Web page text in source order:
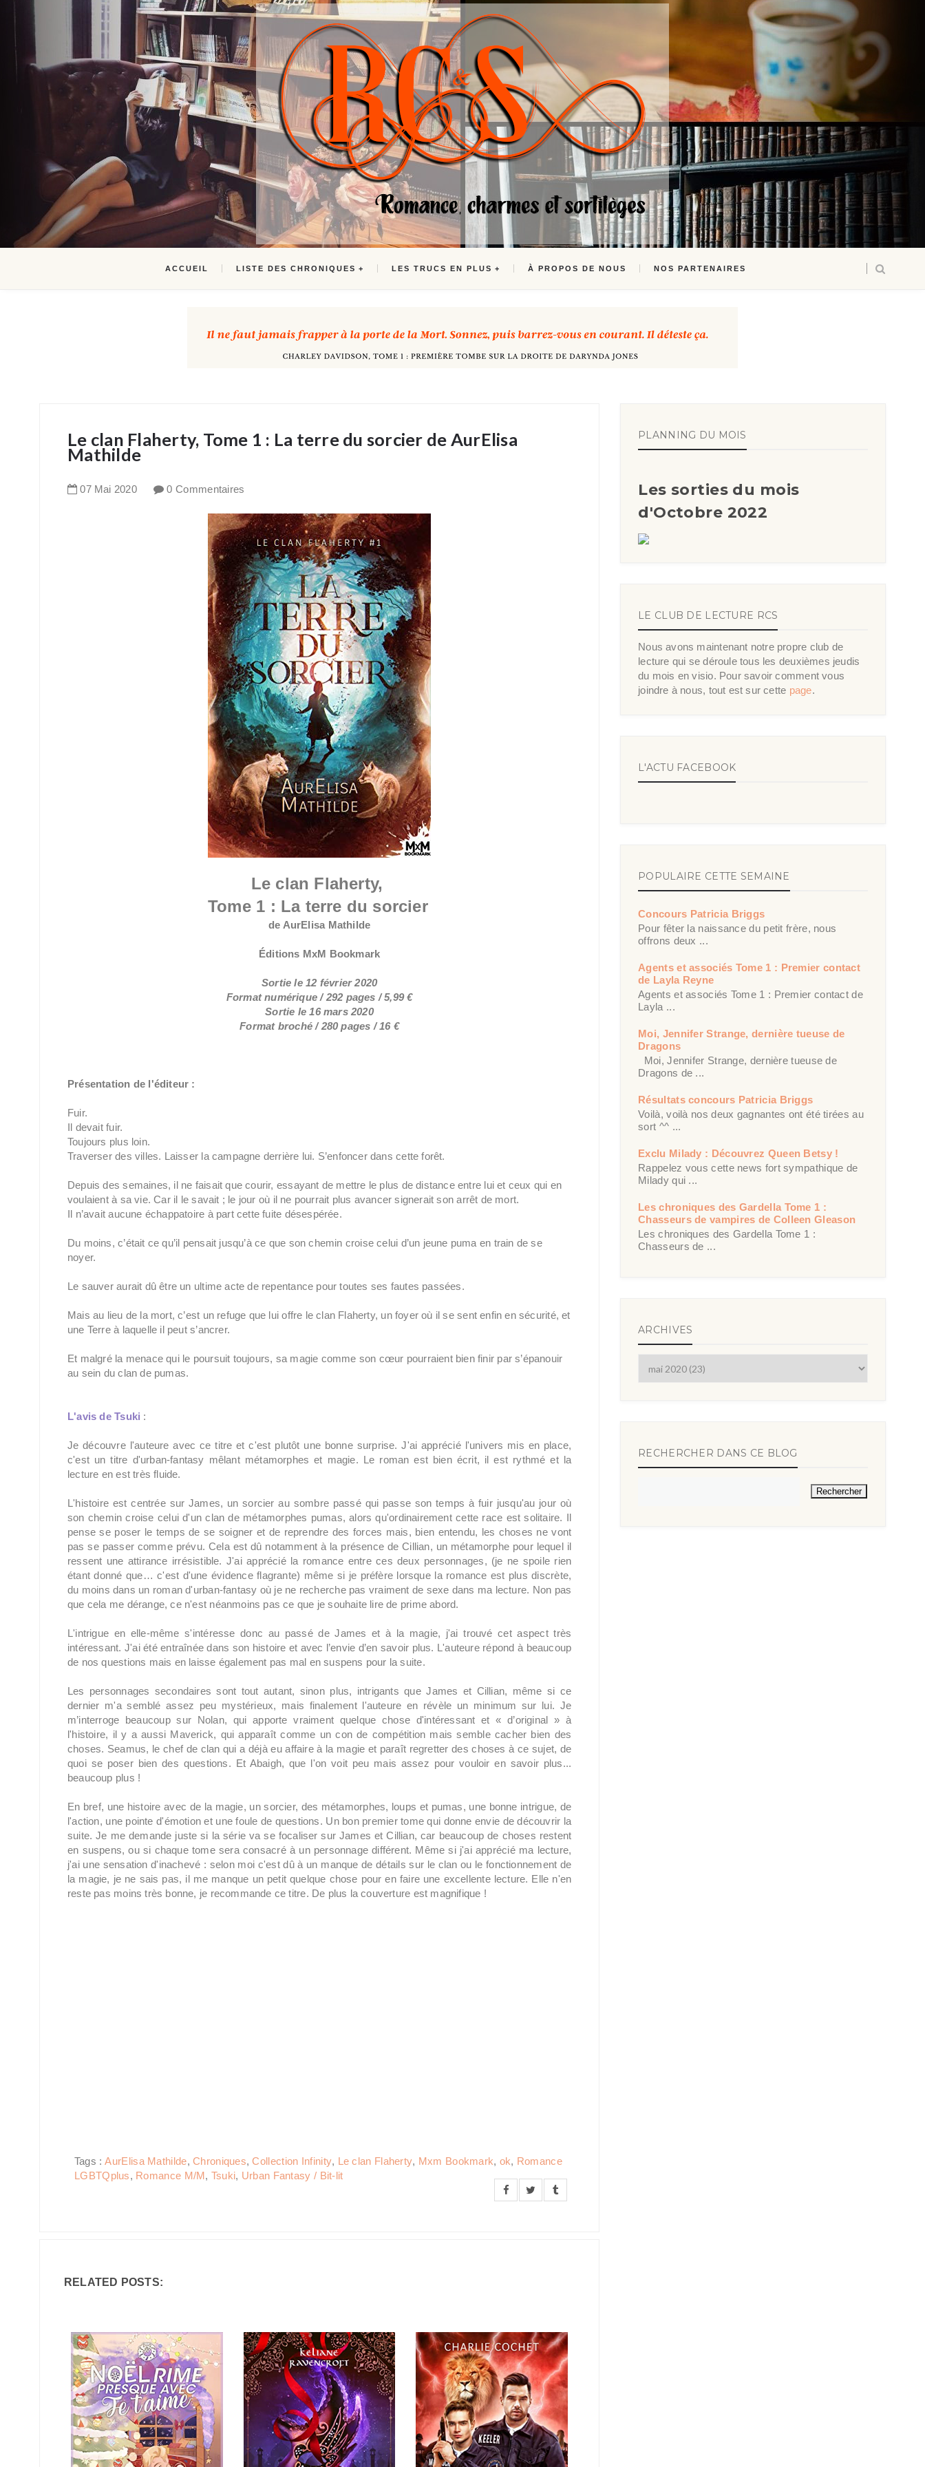
ACCUEIL LISTE DES CHRONIQUES LES TRUCS EN PLUS À PROPOS DE NOUS NOS PARTENAIRES
Le clan Flaherty, Tome 1 : La terre du sorcier de AurElisa
Mathilde
07 Mai 2020 0 Commentaires
Le clan Flaherty,
Tome 1 : La terre du sorcier
de AurElisa Mathilde
Éditions MxM Bookmark
Sortie le 12 février 2020
Format numérique / 292 pages / 5,99 €
Sortie le 16 mars 2020
Format broché / 280 pages / 16 €
Présentation de l'éditeur :
Fuir.
Il devait fuir.
Toujours plus loin.
Traverser des villes. Laisser la campagne derrière lui. S’enfoncer dans cette forêt.
Depuis des semaines, il ne faisait que courir, essayant de mettre le plus de distance entre lui et ceux qui en
voulaient à sa vie. Car il le savait ; le jour où il ne pourrait plus avancer signerait son arrêt de mort.
Il n’avait aucune échappatoire à part cette fuite désespérée.
Du moins, c’était ce qu’il pensait jusqu’à ce que son chemin croise celui d’un jeune puma en train de se
noyer.
Le sauver aurait dû être un ultime acte de repentance pour toutes ses fautes passées.
Mais au lieu de la mort, c’est un refuge que lui offre le clan Flaherty, un foyer où il se sent enfin en sécurité, et
une Terre à laquelle il peut s’ancrer.
Et malgré la menace qui le poursuit toujours, sa magie comme son cœur pourraient bien finir par s’épanouir
au sein du clan de pumas.
L'avis de Tsuki :
Je découvre l'auteure avec ce titre et c'est plutôt une bonne surprise. J'ai apprécié l'univers mis en place,
c'est un titre d'urban-fantasy mêlant métamorphes et magie. Le roman est bien écrit, il est rythmé et la
lecture en est très fluide.
L'histoire est centrée sur James, un sorcier au sombre passé qui passe son temps à fuir jusqu'au jour où
son chemin croise celui d'un clan de métamorphes pumas, alors qu'ordinairement cette race est solitaire. Il
pense se poser le temps de se soigner et de reprendre des forces mais, bien entendu, les choses ne vont
pas se passer comme prévu. Cela est dû notamment à la présence de Cillian, un métamorphe pour lequel il
ressent une attirance irrésistible. J'ai apprécié la romance entre ces deux personnages, (je ne spoile rien
étant donné que… c'est d'une évidence flagrante) même si je préfère lorsque la romance est plus discrète,
du moins dans un roman d'urban-fantasy où je ne recherche pas vraiment de sexe dans ma lecture. Non pas
que cela me dérange, ce n'est néanmoins pas ce que je souhaite lire de prime abord.
L'intrigue en elle-même s'intéresse donc au passé de James et à la magie, j'ai trouvé cet aspect très
intéressant. J'ai été entraînée dans son histoire et avec l’envie d’en savoir plus. L'auteure répond à beaucoup
de nos questions mais en laisse également pas mal en suspens pour la suite.
Les personnages secondaires sont tout autant, sinon plus, intrigants que James et Cillian, même si ce
dernier m'a semblé assez peu mystérieux, mais finalement l'auteure en révèle un minimum sur lui. Je
m’interroge beaucoup sur Nolan, qui apporte vraiment quelque chose d'intéressant et « d’original » à
l'histoire, il y a aussi Maverick, qui apparaît comme un con de compétition mais semble cacher bien des
choses. Seamus, le chef de clan qui a déjà eu affaire à la magie et paraît regretter des choses à ce sujet, de
quoi se poser bien des questions. Et Abaigh, que l'on voit peu mais assez pour vouloir en savoir plus...
beaucoup plus !
En bref, une histoire avec de la magie, un sorcier, des métamorphes, loups et pumas, une bonne intrigue, de
l'action, une pointe d'émotion et une foule de questions. Un bon premier tome qui donne envie de découvrir la
suite. Je me demande juste si la série va se focaliser sur James et Cillian, car beaucoup de choses restent
en suspens, ou si chaque tome sera consacré à un personnage différent. Même si j'ai apprécié ma lecture,
j'ai une sensation d'inachevé : selon moi c'est dû à un manque de détails sur le clan ou le fonctionnement de
la magie, je ne sais pas, il me manque un petit quelque chose pour en faire une excellente lecture. Elle n'en
reste pas moins très bonne, je recommande ce titre. De plus la couverture est magnifique !
Tags :AurElisa Mathilde,Chroniques,Collection Infinity, Le clan Flaherty, Mxm Bookmark, ok, Romance
LGBTQplus, Romance M/M, Tsuki, Urban Fantasy / Bit-lit
RELATED POSTS:
PLANNING DU MOIS
Les sorties du mois
d'Octobre 2022
LE CLUB DE LECTURE RCS
Nous avons maintenant notre propre club de
lecture qui se déroule tous les deuxièmes jeudis
du mois en visio. Pour savoir comment vous
joindre à nous, tout est sur cette page.
L'ACTU FACEBOOK
POPULAIRE CETTE SEMAINE
Concours Patricia Briggs
Pour fêter la naissance du petit frère, nous
offrons deux ...
Agents et associés Tome 1 : Premier contact
de Layla Reyne
Agents et associés Tome 1 : Premier contact de
Layla ...
Moi, Jennifer Strange, dernière tueuse de
Dragons
Moi, Jennifer Strange, dernière tueuse de
Dragons de ...
Résultats concours Patricia Briggs
Voilà, voilà nos deux gagnantes ont été tirées au
sort ^^ ...
Exclu Milady : Découvrez Queen Betsy !
Rappelez vous cette news fort sympathique de
Milady qui ...
Les chroniques des Gardella Tome 1 :
Chasseurs de vampires de Colleen Gleason
Les chroniques des Gardella Tome 1 :
Chasseurs de ...
ARCHIVES
RECHERCHER DANS CE BLOG